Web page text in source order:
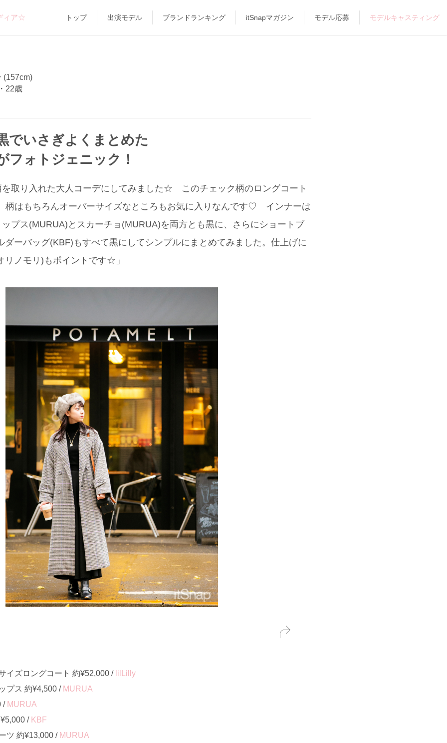
ィア☆ トップ 出演モデル ブランドランキング itSnapマガジン モデル応募 モデルキャスティング
(157cm)
22歳
でいさぎよくまとめた
フォトジェニック！
を取り入れた大人コーデにしてみました☆ このチェック柄のロングコート
柄はもちろんオーバーサイズなところもお気に入りなんです♡ インナーは
プス(MURUA)とスカーチョ(MURUA)を両方とも黒に、さらにショートブ
ダーバッグ(KBF)もすべて黒にしてシンプルにまとめてみました。仕上げに
リノモリ)もポイントです☆」
イズロングコート 約¥52,000 / lilLilly
プス 約¥4,500 / MURUA
/ MURUA
/ KBF
ツ 約¥13,000 / MURUA